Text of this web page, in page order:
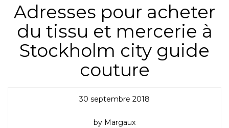
Adresses pour acheter
du tissu et mercerie à
Stockholm city guide
couture
30 septembre 2018
by Margaux